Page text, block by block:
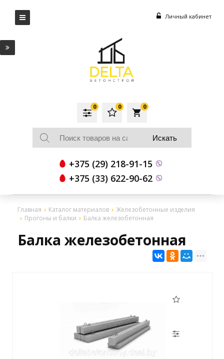
Личный кабинет
local_grocery_store
0
0
0
+375 (29) 218-91-15
+375 (33) 622-90-62
Главная Каталог материалов
Железобетонные изделия
Прогоны и балки
Балка железобетонная
Балка железобетонная